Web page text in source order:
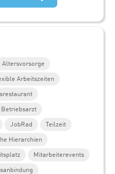
Arbeitszeiten
Betriebsarzt
JobRad
Teilzeit
Hierarchien
Mitarbeiterevents